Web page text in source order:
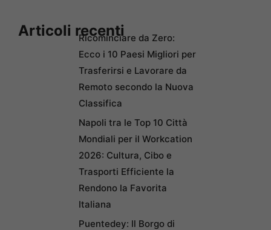
Articoli recentiRicominciare da Zero:
Ecco i 10 Paesi Migliori per
Trasferirsi e Lavorare da
Remoto secondo la Nuova
Classifica
Napoli tra le Top 10 Città
Mondiali per il Workcation
2026: Cultura, Cibo e
Trasporti Efficiente la
Rendono la Favorita
Italiana
Puentedey: Il Borgo di